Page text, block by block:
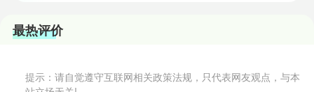
最热评价
提示：请自觉遵守互联网相关政策法规，只代表网友观点，与本